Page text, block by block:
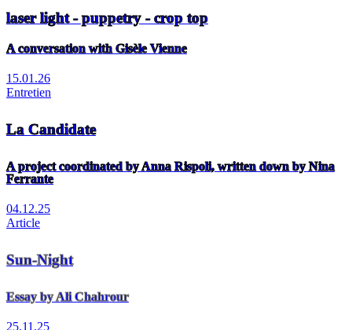
laser light - puppetry - crop top
A conversation with Gisèle Vienne
15.01.26
Entretien
La Candidate
A project coordinated by Anna Rispoli, written down by Nina
Ferrante
04.12.25
Article
Sun-Night
Essay by Ali Chahrour
25.11.25